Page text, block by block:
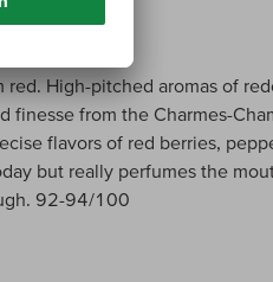
High-pitched aromas of
finesse from the Charmes-
flavors of red berries,
but really perfumes the
92-94/100